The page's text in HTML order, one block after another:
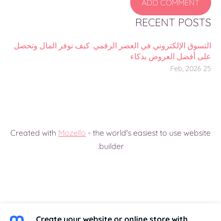
RECENT POSTS
التسوق الإلكتروني في العصر الرقمي: كيف توفر المال وتحصل
على أفضل العروض بذكاء
25 Feb, 2026
Created with Mozello - the world's easiest to use website
builder.
Create your website or online store with